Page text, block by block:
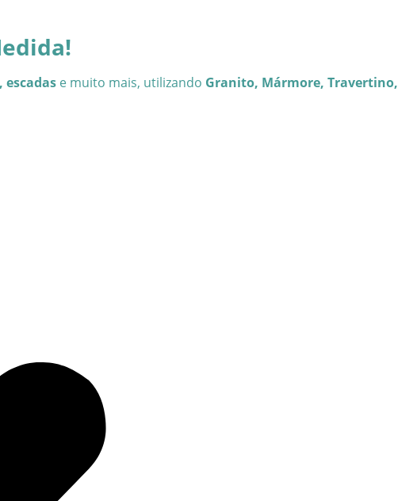
escadas e muito mais, utilizando Granito, Mármore, Travertino,